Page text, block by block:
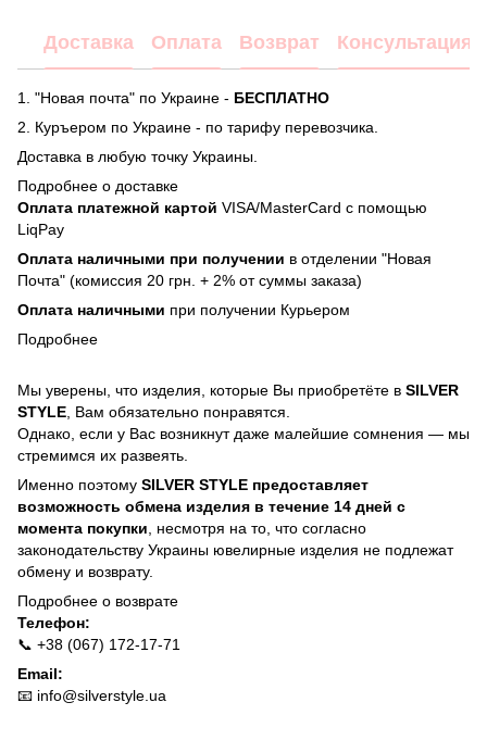
Доставка Оплата Возврат Консультация
1. "Новая почта" по Украине - БЕСПЛАТНО
2. Куръером по Украине - по тарифу перевозчика.
Доставка в любую точку Украины.
Подробнее о доставке
Оплата платежной картой VISA/MasterCard с помощью
LiqPay
Оплата наличными при получении в отделении "Новая
Почта" (комиссия 20 грн. + 2% от суммы заказа)
Оплата наличными при получении Курьером
Подробнее
Мы уверены, что изделия, которые Вы приобретёте в SILVER
STYLE , Вам обязательно понравятся.
Однако, если у Вас возникнут даже малейшие сомнения — мы
стремимся их развеять.
Именно поэтому SILVER STYLE предоставляет
возможность обмена изделия в течение 14 дней с
момента покупки , несмотря на то, что согласно
законодательству Украины ювелирные изделия не подлежат
обмену и возврату.
Подробнее о возврате
Телефон:
📞 +38 (067) 172-17-71
Email:
📧 info@silverstyle.ua